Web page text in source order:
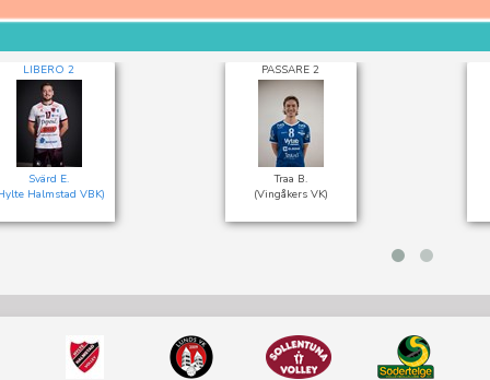
LIBERO 2
Svärd E.
Halmstad VBK)
PASSARE 2
Traa B.
(Vingåkers VK)